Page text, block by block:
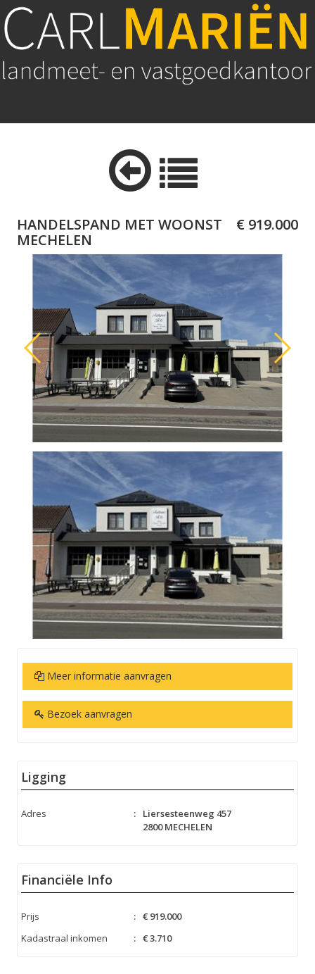
HANDELSPAND MET WOONST
MECHELEN
€ 919.000
Meer informatie aanvragen
Bezoek aanvragen
Ligging
Adres :
Liersesteenweg 457
2800 MECHELEN
Financiële Info
Prijs : € 919.000
Kadastraal inkomen
: € 3.710